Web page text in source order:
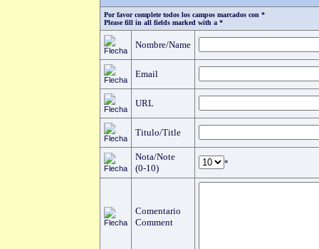
Por favor complete todos los campos marcados con *
Please fill in all fields marked with a *
Nombre/Name
Email
URL
Titulo/Title
Nota/Note
(0-10)
*
Comentario
Comment